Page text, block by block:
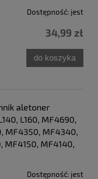
Dostępność: jest
34,99 zł
do koszyka
aletoner
L160, MF4690,
MF4350, MF4340,
MF4150, MF4140,
Dostępność: jest